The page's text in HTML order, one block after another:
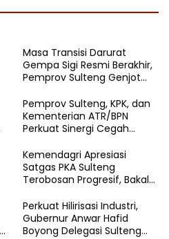
Masa Transisi Darurat
Gempa Sigi Resmi Berakhir,
Pemprov Sulteng Genjot
Pemprov Sulteng, KPK, dan
Kementerian ATR/BPN
Perkuat Sinergi Cegah
Kemendagri Apresiasi
Satgas PKA Sulteng
Terobosan Progresif, Bakal
Nasional
Perkuat Hilirisasi Industri,
Gubernur Anwar Hafid
Boyong Delegasi Sulteng